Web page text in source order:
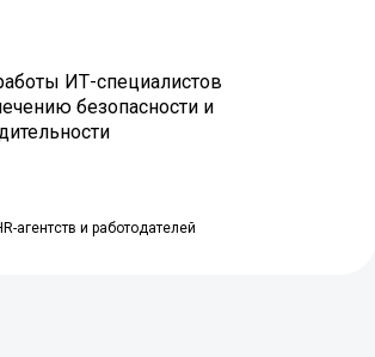
ИТ-специалистов
безопасности и
агентств и работодателей